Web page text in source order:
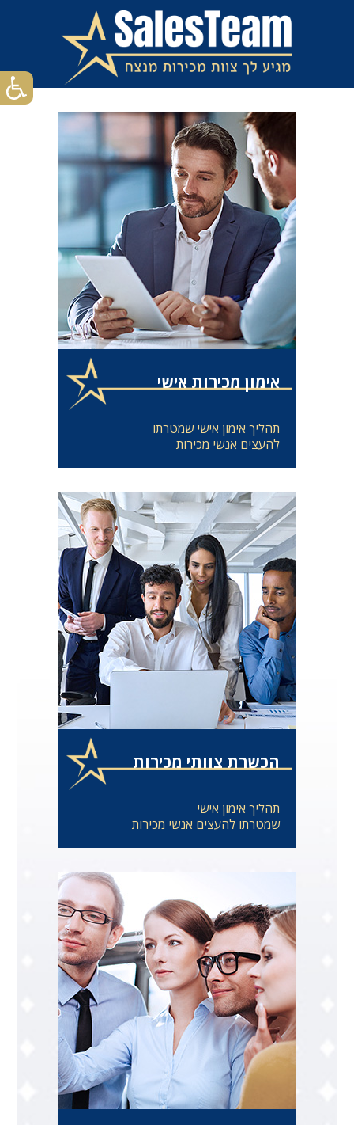
אימון מכירות אישי
תהליך אימון אישי שמטרתו
להעצים אנשי מכירות
הכשרת צוותי מכירות
תהליך אימון אישי
שמטרתו להעצים אנשי מכירות